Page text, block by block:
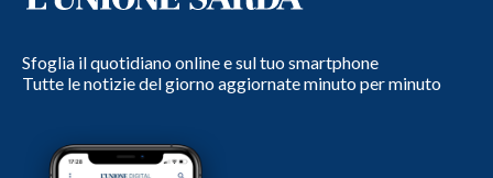
Sfoglia il quotidiano online e sul tuo smartphone
Tutte le notizie del giorno aggiornate minuto per minuto